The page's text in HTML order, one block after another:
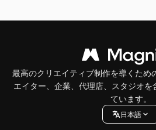
最高のクリエイティブ制作を導くため
エイター、企業、代理店、スタジオ
ています。
日本語